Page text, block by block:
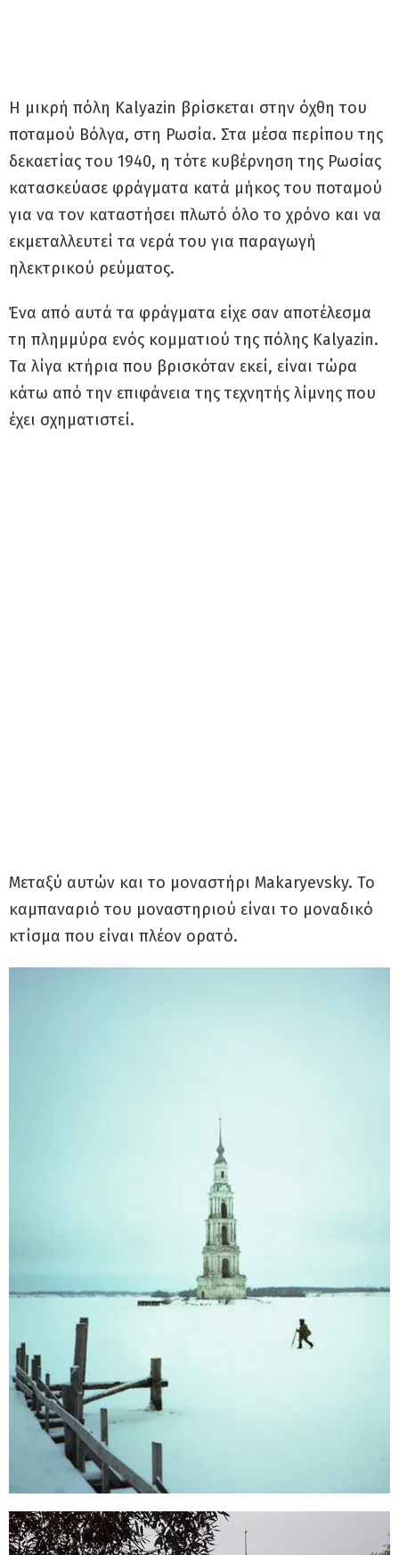
Η μικρή πόλη Kalyazin βρίσκεται στην όχθη του
ποταμού Βόλγα, στη Ρωσία. Στα μέσα περίπου της
δεκαετίας του 1940, η τότε κυβέρνηση της Ρωσίας
κατασκεύασε φράγματα κατά μήκος του ποταμού
για να τον καταστήσει πλωτό όλο το χρόνο και να
εκμεταλλευτεί τα νερά του για παραγωγή
ηλεκτρικού ρεύματος.
Ένα από αυτά τα φράγματα είχε σαν αποτέλεσμα
τη πλημμύρα ενός κομματιού της πόλης Kalyazin.
Τα λίγα κτήρια που βρισκόταν εκεί, είναι τώρα
κάτω από την επιφάνεια της τεχνητής λίμνης που
έχει σχηματιστεί.
Μεταξύ αυτών και το μοναστήρι Makaryevsky. Το
καμπαναριό του μοναστηριού είναι το μοναδικό
κτίσμα που είναι πλέον ορατό.